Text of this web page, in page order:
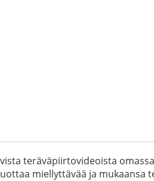
teräväpiirtovideoista
miellyttävää ja mukaansa